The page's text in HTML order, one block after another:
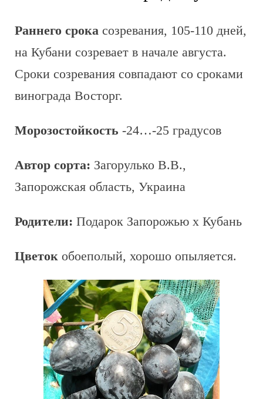
Раннего срока созревания, 105-110 дней,
на Кубани созревает в начале августа.
Сроки созревания совпадают со сроками
винограда Восторг.
Морозостойкость -24…-25 градусов
Автор сорта: Загорулько В.В.,
Запорожская область, Украина
Родители: Подарок Запорожью x Кубань
Цветок обоеполый, хорошо опыляется.